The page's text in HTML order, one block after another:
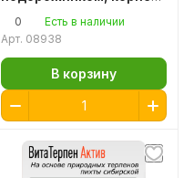
лопуха и ромашкой.
0
Есть в наличии
Арт. 08938
В корзину